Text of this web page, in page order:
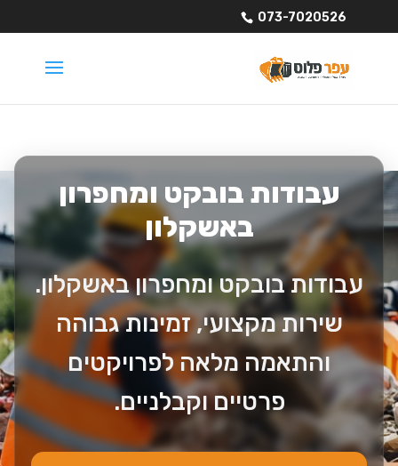
073-7020526
עבודות בובקט ומחפרון
באשקלון
עבודות בובקט ומחפרון באשקלון.
שירות מקצועי, זמינות גבוהה
והתאמה מלאה לפרויקטים
פרטיים וקבלניים.